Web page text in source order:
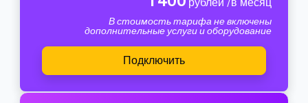
В стоимость тарифа не включены
дополнительные услуги и оборудование
Подключить